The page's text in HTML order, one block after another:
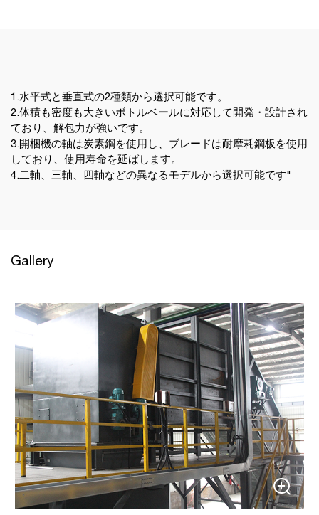
1.水平式と垂直式の2種類から選択可能です。
2.体積も密度も大きいボトルベールに対応して開発・設計され
ており、解包力が強いです。
3.開梱機の軸は炭素鋼を使用し、ブレードは耐摩耗鋼板を使用
しており、使用寿命を延ばします。
4.二軸、三軸、四軸などの異なるモデルから選択可能です"
Gallery